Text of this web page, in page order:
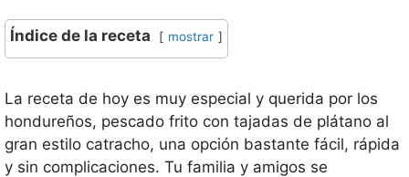
Índice de la receta mostrar
La receta de hoy es muy especial y querida por los
hondureños, pescado frito con tajadas de plátano al
gran estilo catracho, una opción bastante fácil, rápida
y sin complicaciones. Tu familia y amigos se